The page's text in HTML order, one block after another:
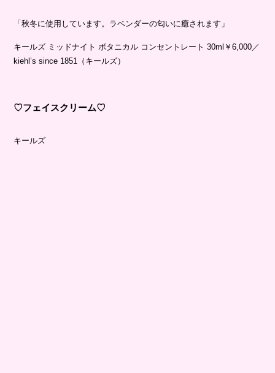
「秋冬に使用しています。ラベンダーの匂いに癒されます」
キールズ ミッドナイト ボタニカル コンセントレート 30ml￥6,000／
kiehl’s since 1851（キールズ）
♡フェイスクリーム♡
キールズ